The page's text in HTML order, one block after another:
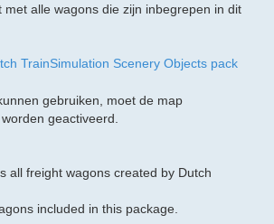
alle wagons die zijn inbegrepen in dit
TrainSimulation Scenery Objects pack
gebruiken, moet de map
geactiveerd.
all freight wagons created by Dutch
included in this package.